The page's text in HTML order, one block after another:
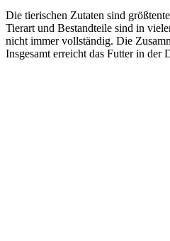
Die tierischen Zutaten sind
Tierart und Bestandteile sind in
nicht immer vollständig. Die
Insgesamt erreicht das Futter in der